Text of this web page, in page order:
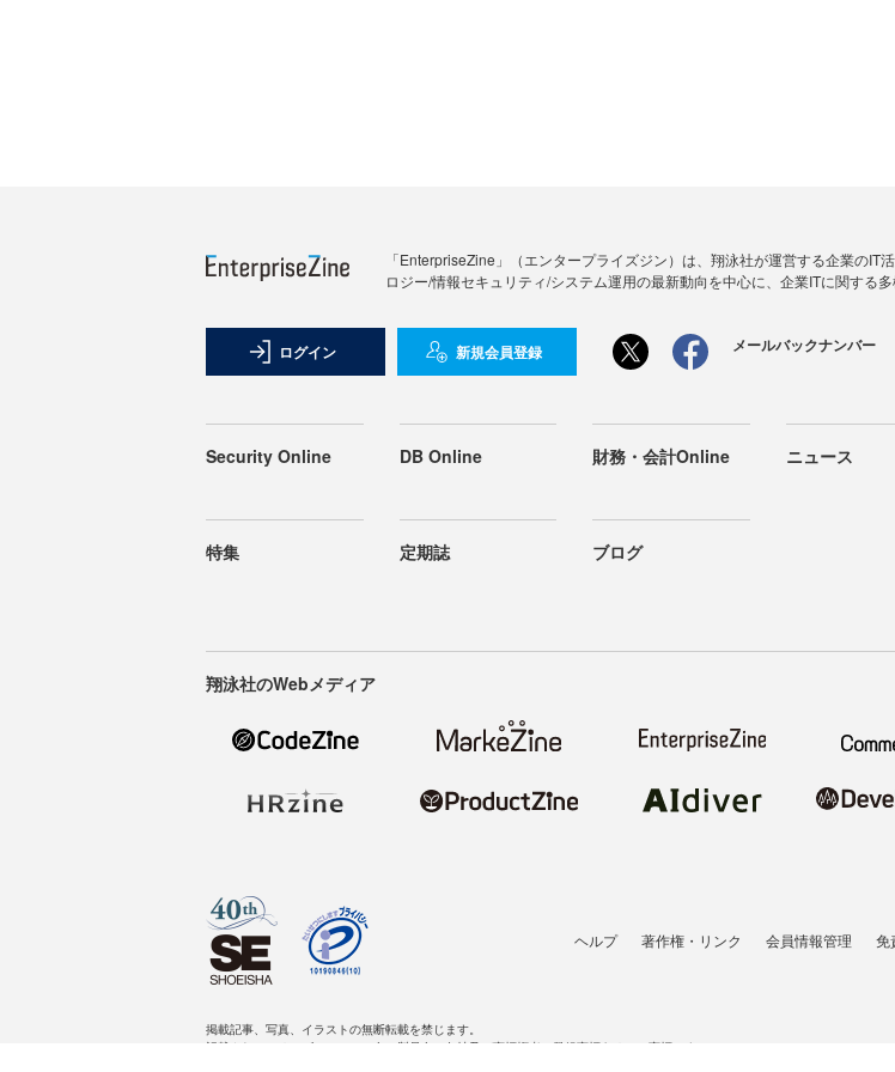
「EnterpriseZine」（エンタープライズジン）は、翔泳社が運営する企業の
ロジー/情報セキュリティ/システム運用の最新動向を中心に、企業ITに関する多
ログイン 新規会員登録 メールバックナンバー
Security Online DB Online 財務・会計Online ニュース
特集 定期誌 ブログ
翔泳社のWebメディア
ヘルプ 著作権・リンク 会員情報管理 免
掲載記事、写真、イラストの無断転載を禁じます。
記載されているロゴ、システム名、製品名は各社及び商標権者の登録商標あるいは商標です。